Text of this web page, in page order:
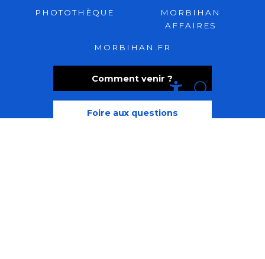
Recherche
Comment venir ?
Foire aux questions
PHOTOTHÈQUE
MORBIHAN
AFFAIRES
MORBIHAN.FR